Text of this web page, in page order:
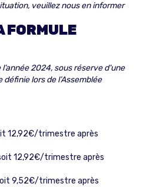
veuillez nous en informer
FORMULE
2024, sous réserve d'une
lors de l’Assemblée
12,92€/trimestre après
12,92€/trimestre après
9,52€/trimestre après